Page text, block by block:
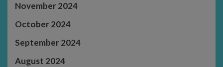
November 2024
October 2024
September 2024
August 2024